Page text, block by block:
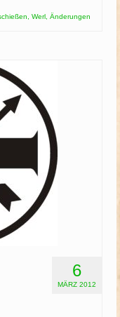
Werl Änderungen
6
MÄRZ 2012